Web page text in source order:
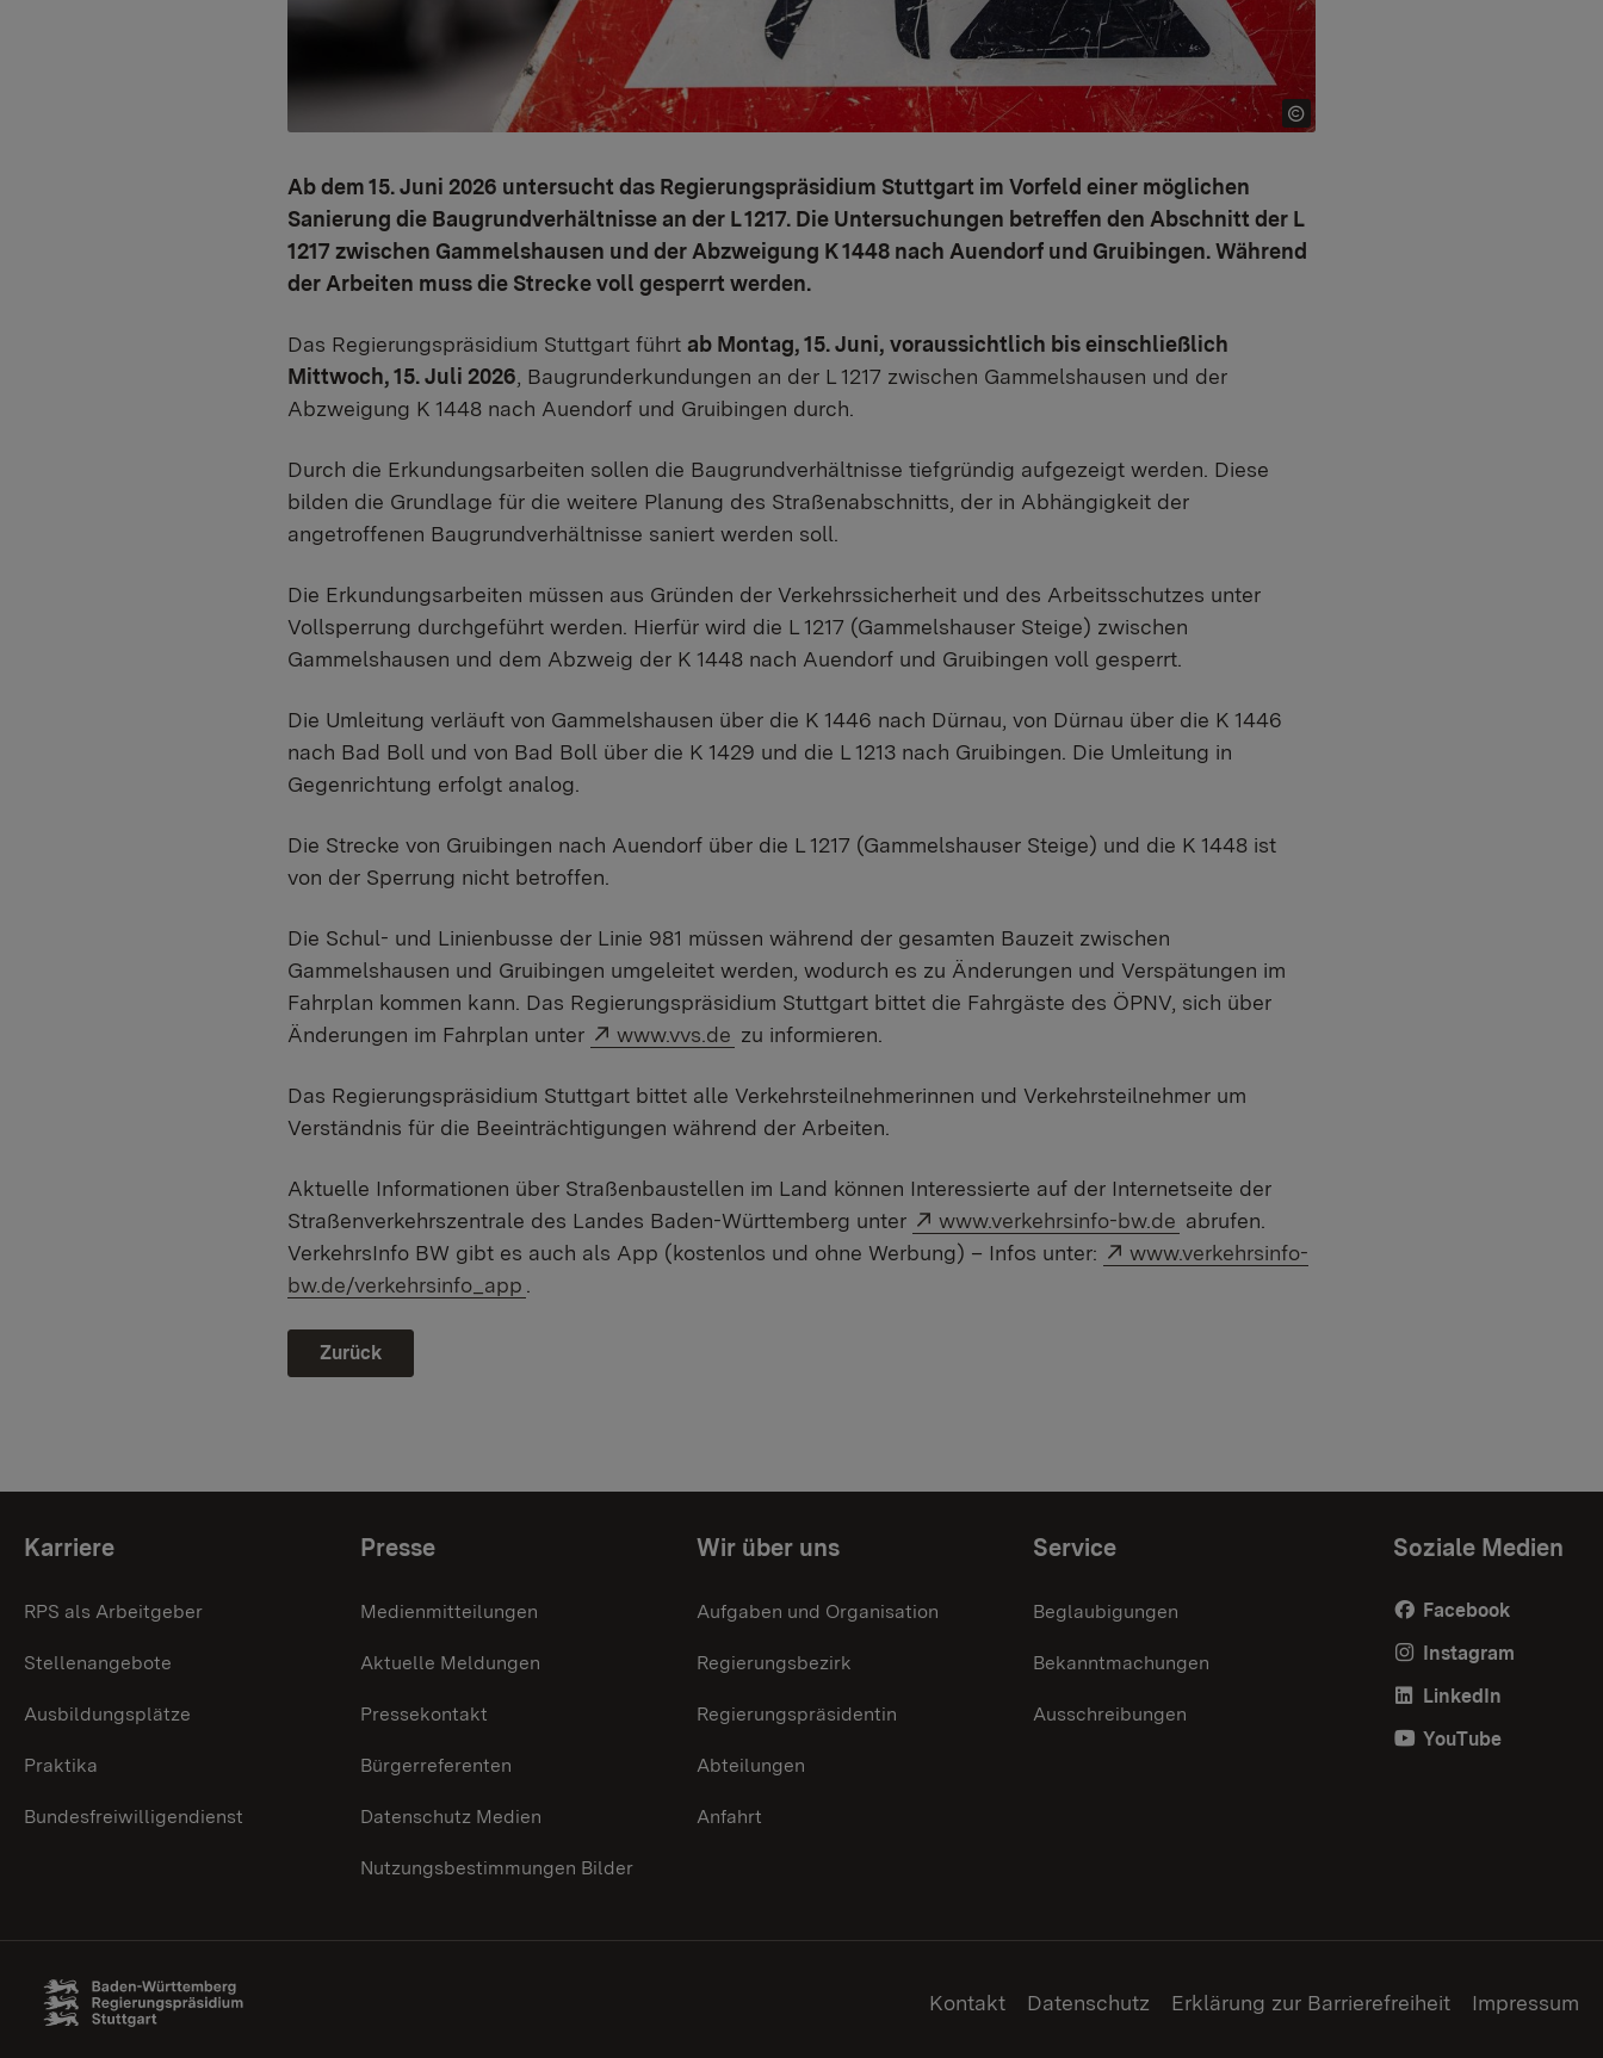
Ab dem 15. Juni 2026 untersucht das Regierungspräsidium Stuttgart im Vorfeld einer möglichen
Sanierung die Baugrundverhältnisse an der L 1217. Die Untersuchungen betreffen den Abschnitt der L
1217 zwischen Gammelshausen und der Abzweigung K 1448 nach Auendorf und Gruibingen. Während
der Arbeiten muss die Strecke voll gesperrt werden.
Das Regierungspräsidium Stuttgart führt ab Montag, 15. Juni, voraussichtlich bis einschließlich
Mittwoch, 15. Juli 2026 , Baugrunderkundungen an der L 1217 zwischen Gammelshausen und der
Abzweigung K 1448 nach Auendorf und Gruibingen durch.
Durch die Erkundungsarbeiten sollen die Baugrundverhältnisse tiefgründig aufgezeigt werden. Diese
bilden die Grundlage für die weitere Planung des Straßenabschnitts, der in Abhängigkeit der
angetroffenen Baugrundverhältnisse saniert werden soll.
Die Erkundungsarbeiten müssen aus Gründen der Verkehrssicherheit und des Arbeitsschutzes unter
Vollsperrung durchgeführt werden. Hierfür wird die L 1217 (Gammelshauser Steige) zwischen
Gammelshausen und dem Abzweig der K 1448 nach Auendorf und Gruibingen voll gesperrt.
Die Umleitung verläuft von Gammelshausen über die K 1446 nach Dürnau, von Dürnau über die K 1446
nach Bad Boll und von Bad Boll über die K 1429 und die L 1213 nach Gruibingen. Die Umleitung in
Gegenrichtung erfolgt analog.
Die Strecke von Gruibingen nach Auendorf über die L 1217 (Gammelshauser Steige) und die K 1448 ist
von der Sperrung nicht betroffen.
Die Schul- und Linienbusse der Linie 981 müssen während der gesamten Bauzeit zwischen
Gammelshausen und Gruibingen umgeleitet werden, wodurch es zu Änderungen und Verspätungen im
Fahrplan kommen kann. Das Regierungspräsidium Stuttgart bittet die Fahrgäste des ÖPNV, sich über
Änderungen im Fahrplan unter
Externer Link:
www.vvs.de zu informieren.
Das Regierungspräsidium Stuttgart bittet alle Verkehrsteilnehmerinnen und Verkehrsteilnehmer um
Verständnis für die Beeinträchtigungen während der Arbeiten.
Aktuelle Informationen über Straßenbaustellen im Land können Interessierte auf der Internetseite der
Straßenverkehrszentrale des Landes Baden-Württemberg unter
Externer Link:
www.verkehrsinfo-bw.de abrufen.
VerkehrsInfo BW gibt es auch als App (kostenlos und ohne Werbung) – Infos unter:
Externer Link:
www.verkehrsinfo-
bw.de/verkehrsinfo_app
Zurück
Themenübersicht
Karriere
RPS als Arbeitgeber
Stellenangebote
Ausbildungsplätze
Praktika
Bundesfreiwilligendienst
Presse
Medienmitteilungen
Aktuelle Meldungen
Pressekontakt
Bürgerreferenten
Datenschutz Medien
Nutzungsbestimmungen Bilder
Wir über uns
Aufgaben und Organisation
Regierungsbezirk
Regierungspräsidentin
Abteilungen
Anfahrt
Service
Beglaubigungen
Bekanntmachungen
Ausschreibungen
Soziale Medien
Facebook
Instagram
LinkedIn
YouTube
Kontakt Datenschutz Erklärung zur Barrierefreiheit Impressum